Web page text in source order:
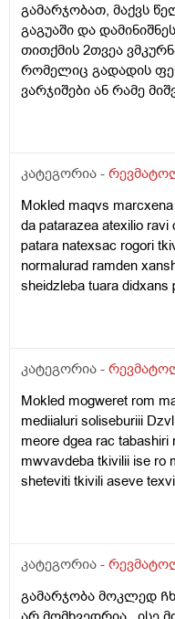
გამარჯობათ, მაქვს
გაგუაში და
თითქმის 2თვეა
რომელიც გადადის
ვარჯიშები ან რამე
ვერც
და როგორი შედეგი
კატეგორია -
Mokled maqvs
da patarazea atexilio
patara natexsac rogori
normalurad ramden
sheidzleba tuara
davwve rogor davwve
sheidzleba? Imitoro
didxans wolac ar
ertxel an 1saatshinertxel
aivanze skmaze vjdebi
quslzea gamoshverili
3dgebshesruldeba dges
yuradgebas ar vaqcev
koqsiqeas , bienzas da
gamayuchebeli. Vsvav
toqsivelons chamis dros
კატეგორია -
Mokled mogweret rom
mediialuri soliseburiii
meore dgea rac
mwvavdeba tkivilii ise ro
sheteviti tkivili aseve
da swored midevs pexi
machers vgrdznob da
ara gamagrebuli araperi
კატეგორია -
გამარჯობა მოკლედ